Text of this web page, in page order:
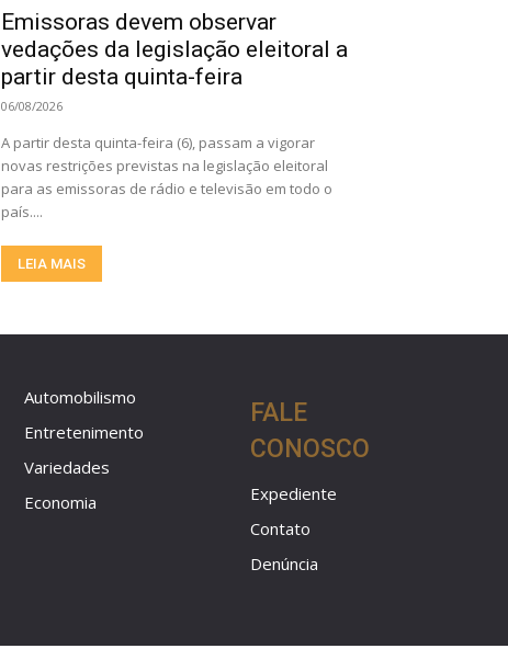
Emissoras devem observar
vedações da legislação eleitoral a
partir desta quinta-feira
06/08/2026
A partir desta quinta-feira (6), passam a vigorar
novas restrições previstas na legislação eleitoral
para as emissoras de rádio e televisão em todo o
país....
LEIA MAIS
Automobilismo
Entretenimento
Variedades
Economia
FALE
CONOSCO
Expediente
Contato
Denúncia